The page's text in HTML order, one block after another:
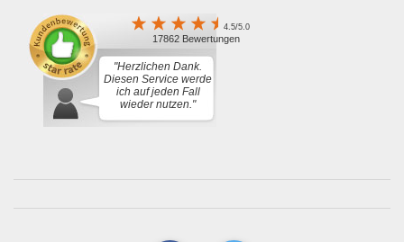
4.5/5.0
17862 Bewertungen
"Herzlichen Dank.
Diesen Service werde
ich auf jeden Fall
wieder nutzen."